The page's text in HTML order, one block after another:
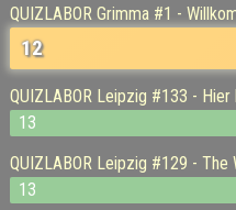
QUIZLABOR Grimma #1 -
12
QUIZLABOR Leipzig #133 -
13
QUIZLABOR Leipzig #129 -
13